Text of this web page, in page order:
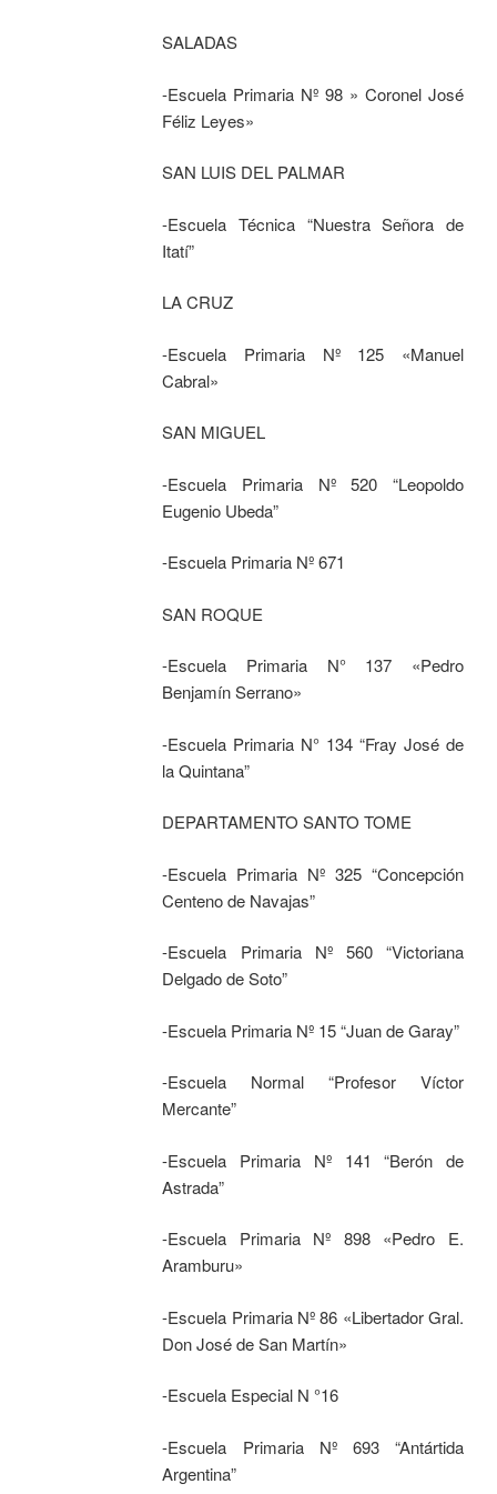
SALADAS
-Escuela Primaria Nº 98 » Coronel José
Féliz Leyes»
SAN LUIS DEL PALMAR
-Escuela Técnica “Nuestra Señora de
Itatí”
LA CRUZ
-Escuela Primaria Nº 125 «Manuel
Cabral»
SAN MIGUEL
-Escuela Primaria Nº 520 “Leopoldo
Eugenio Ubeda”
-Escuela Primaria Nº 671
SAN ROQUE
-Escuela Primaria N° 137 «Pedro
Benjamín Serrano»
-Escuela Primaria N° 134 “Fray José de
la Quintana”
DEPARTAMENTO SANTO TOME
-Escuela Primaria Nº 325 “Concepción
Centeno de Navajas”
-Escuela Primaria Nº 560 “Victoriana
Delgado de Soto”
-Escuela Primaria Nº 15 “Juan de Garay”
-Escuela Normal “Profesor Víctor
Mercante”
-Escuela Primaria Nº 141 “Berón de
Astrada”
-Escuela Primaria Nº 898 «Pedro E.
Aramburu»
-Escuela Primaria Nº 86 «Libertador Gral.
Don José de San Martín»
-Escuela Especial N °16
-Escuela Primaria Nº 693 “Antártida
Argentina”